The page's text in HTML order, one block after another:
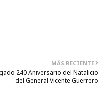
MÁS RECIENTE
240 Aniversario del Natalicio
del General Vicente Guerrero